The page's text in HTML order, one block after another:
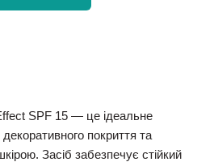
SPF 15 — це ідеальне
покриття та
Засіб забезпечує стійкий